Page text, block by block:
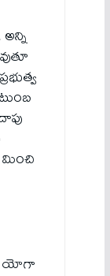
మించి
యోగా